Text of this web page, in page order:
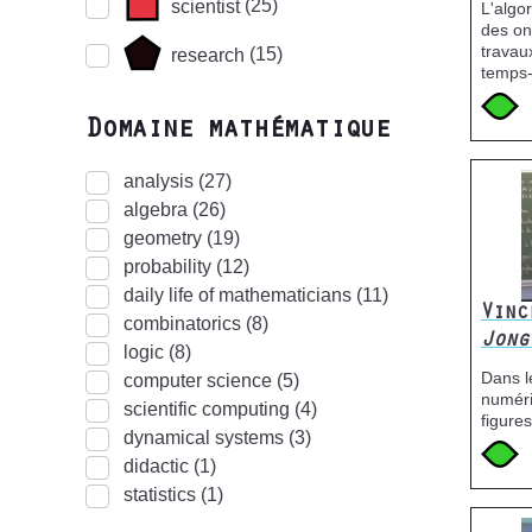
Name
scientist (25)
Icone
Image Name
research (15)
Domaine mathématique
analysis (27)
algebra (26)
geometry (19)
probability (12)
daily life of mathematicians (11)
combinatorics (8)
logic (8)
computer science (5)
scientific computing (4)
dynamical systems (3)
didactic (1)
statistics (1)
des
Icone
Image
Dans
Icone
Image